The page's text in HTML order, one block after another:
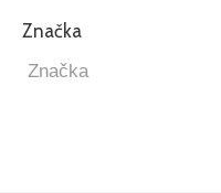
Značka